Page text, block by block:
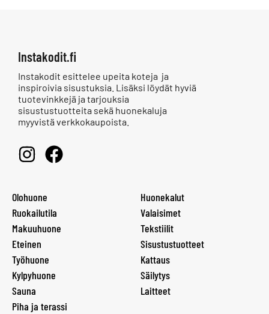
Instakodit.fi
Instakodit esittelee upeita koteja ja
inspiroivia sisustuksia. Lisäksi löydät hyviä
tuotevinkkejä ja tarjouksia
sisustustuotteita sekä huonekaluja
myyvistä verkkokaupoista.
Olohuone
Ruokailutila
Makuuhuone
Eteinen
Työhuone
Kylpyhuone
Sauna
Piha ja terassi
Huonekalut
Valaisimet
Tekstiilit
Sisustustuotteet
Kattaus
Säilytys
Laitteet